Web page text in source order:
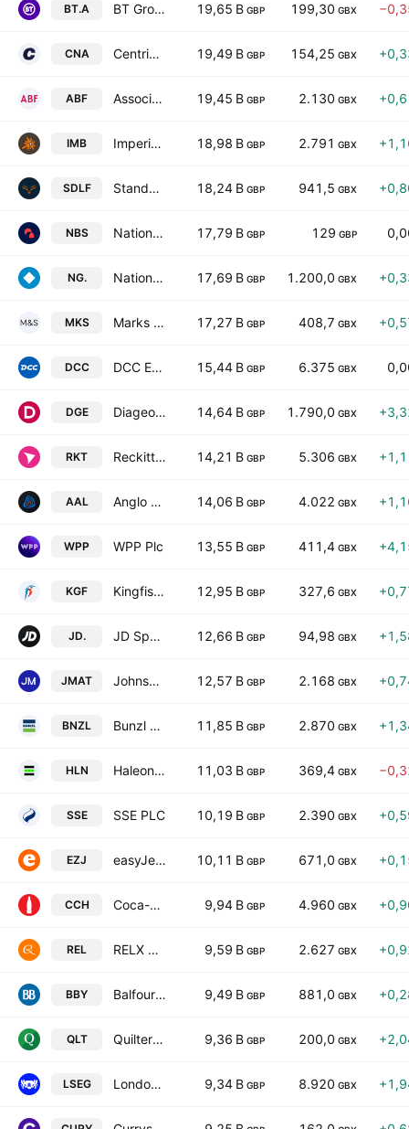
BT.A BT Group plc 19,65 B GBP 199,30 GBX
CNA Centrica plc 19,49 B GBP 154,25 GBX
ABF Associated British Foods plc 19,45 B GBP 2.130 GBX
IMB Imperial Brands PLC 18,98 B GBP 2.791 GBX
SDLF Standard Life plc 18,24 B GBP 941,5 GBX
NBS Nationwide Building Society 17,79 B GBP 129 GBP
NG. National Grid plc 17,69 B GBP 1.200,0 GBX
MKS Marks and Spencer Group plc 17,27 B GBP 408,7 GBX
DCC DCC Energy plc 15,44 B GBP 6.375 GBX
DGE Diageo plc 14,64 B GBP 1.790,0 GBX
RKT Reckitt Benckiser Group plc 14,21 B GBP 5.306 GBX
AAL Anglo American plc 14,06 B GBP 4.022 GBX
WPP WPP Plc 13,55 B GBP 411,4 GBX
KGF Kingfisher Plc 12,95 B GBP 327,6 GBX
JD. JD Sports Fashion Plc 12,66 B GBP 94,98 GBX
JMAT Johnson Matthey Plc 12,57 B GBP 2.168 GBX
BNZL Bunzl plc 11,85 B GBP 2.870 GBX
HLN Haleon PLC 11,03 B GBP 369,4 GBX
SSE SSE PLC 10,19 B GBP 2.390 GBX
EZJ easyJet plc 10,11 B GBP 671,0 GBX
CCH Coca-Cola HBC AG 9,94 B GBP 4.960 GBX
REL RELX PLC 9,59 B GBP 2.627 GBX
BBY Balfour Beatty plc 9,49 B GBP 881,0 GBX
QLT Quilter Plc 9,36 B GBP 200,0 GBX
LSEG London Stock Exchange Group plc 9,34 B GBP 8.920 GBX